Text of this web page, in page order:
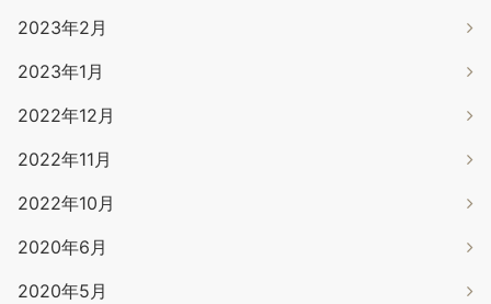
2023年2月
2023年1月
2022年12月
2022年11月
2022年10月
2020年6月
2020年5月